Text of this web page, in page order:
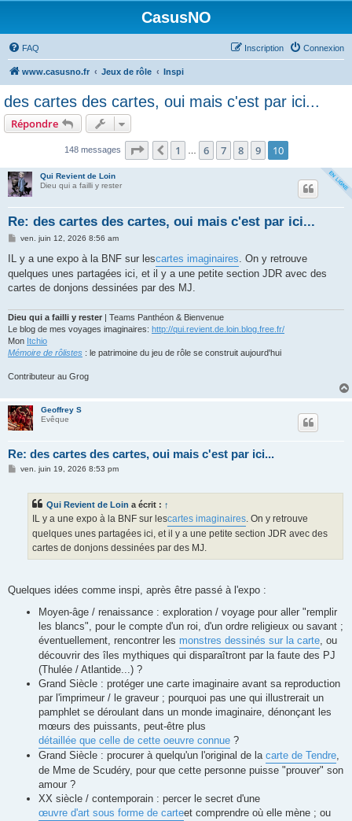
CasusNO
FAQ Connexion
Inscription
www.casusno.fr Jeux de rôle Inspi
des cartes des cartes, oui mais c'est par ici...
Répondre
148 messages Page 10 sur 10
Précédent
1 6 7 8 9 10
Qui Revient de Loin
Dieu qui a failli y rester
Re: des cartes des cartes, oui mais c'est par ici...
M
s
s
a
g
e
ven. juin 12, 2026 8:56 am
IL y a une expo à la BNF sur lescartes imaginaires. On y retrouve
quelques unes partagées ici, et il y a une petite section JDR avec des
cartes de donjons dessinées par des MJ.
Dieu qui a failli y rester | Teams Panthéon & Bienvenue
Le blog de mes voyages imaginaires: http://qui.revient.de.loin.blog.free.fr/
Mon Itchio
Mémoire de rôlistes : le patrimoine du jeu de rôle se construit aujourd'hui
Contributeur au Grog
Geoffrey S
Evêque
Re: des cartes des cartes, oui mais c'est par ici...
Mven. juin 19, 2026 8:53 pm
Qui Revient de Loin a écrit : ↑
IL y a une expo à la BNF sur lescartes imaginaires . On y retrouve
quelques unes partagées ici, et il y a une petite section JDR avec des
cartes de donjons dessinées par des MJ.
Quelques idées comme inspi, après être passé à l'expo :
Moyen-âge / renaissance : exploration / voyage pour aller "remplir
les blancs", pour le compte d'un roi, d'un ordre religieux ou savant ;
éventuellement, rencontrer les monstres dessinés sur la carte, ou
découvrir des îles mythiques qui disparaîtront par la faute des PJ
(Thulée / Atlantide...) ?
Grand Siècle : protéger une carte imaginaire avant sa reproduction
par l'imprimeur / le graveur ; pourquoi pas une qui illustrerait un
pamphlet se déroulant dans un monde imaginaire, dénonçant les
mœurs des puissants, peut-être plus
détaillée que celle de cette oeuvre connue ?
Grand Siècle : procurer à quelqu'un l'original de la carte de Tendre,
de Mme de Scudéry, pour que cette personne puisse "prouver" son
amour ?
XX siècle / contemporain : percer le secret d'une
œuvre d'art sous forme de carteet comprendre où elle mène ; ou